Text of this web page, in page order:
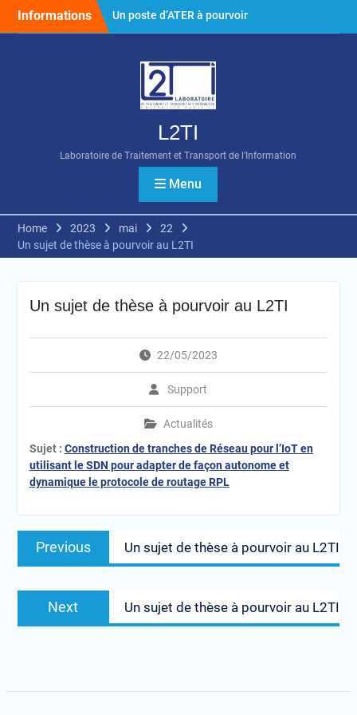
Informations
Un poste d’ATER à pourvoir
au L2TI pour la rentrée
Soutenance de thèse de
Mme Houaida GHANMI
4th Workshop: IoT
Quality StudyL2TI
Laboratoire de Traitement et Transport de l'Information
Menu
Home 2023 mai
22
Un sujet de thèse à pourvoir au L2TI
Un sujet de thèse à pourvoir au L2TI
22/05/2023
Support
Actualités
Sujet : Construction de tranches de Réseau pour l’IoT en
utilisant le SDN pour adapter de façon autonome et
dynamique le protocole de routage RPL
Navigation
Previous
Previous
post:
Un sujet de thèse à pourvoir au L2TI
Next
post:
Un sujet de thèse à pourvoir au L2TI